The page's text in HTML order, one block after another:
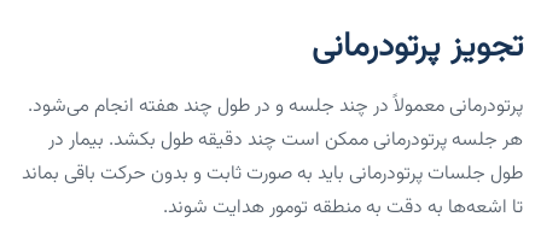
تجویز پرتودرمانی
پرتودرمانی معمولاً در چند جلسه و در طول چند هفته انجام می‌شود.
هر جلسه پرتودرمانی ممکن است چند دقیقه طول بکشد. بیمار در
طول جلسات پرتودرمانی باید به صورت ثابت و بدون حرکت باقی بماند
تا اشعه‌ها به دقت به منطقه تومور هدایت شوند.